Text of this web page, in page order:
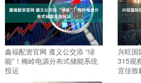
鑫福配资官网 遵义公交添 “绿
能”！梅岭电源分布式储能系统
投运
兴旺国
315观
宜佳致